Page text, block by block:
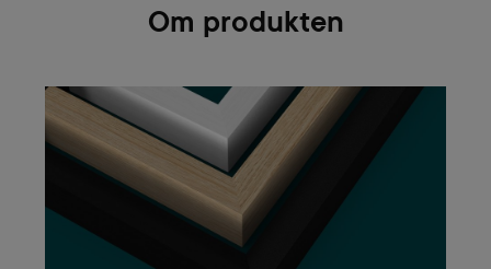
Om produkten